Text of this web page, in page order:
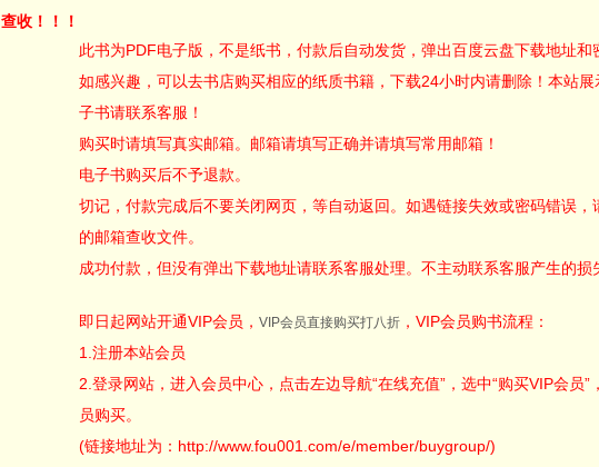
查收！！！
此书为PDF电子版，不是纸书，付款后自动发货，弹出百度云盘下载地址
如感兴趣，可以去书店购买相应的纸质书籍，下载24小时内请删除！本站
子书请联系客服！
购买时请填写真实邮箱。邮箱请填写正确并请填写常用邮箱！
电子书购买后不予退款。
切记，付款完成后不要关闭网页，等自动返回。如遇链接失效或密码错误
的邮箱查收文件。
成功付款，但没有弹出下载地址请联系客服处理。不主动联系客服产生的损
即日起网站开通VIP会员， VIP会员直接购买打八折 ，VIP会员购书流程：
1.注册本站会员
2.登录网站，进入会员中心，点击左边导航“在线充值”，选中“购买VIP会员
员购买。
(链接地址为：http://www.fou001.com/e/member/buygroup/)